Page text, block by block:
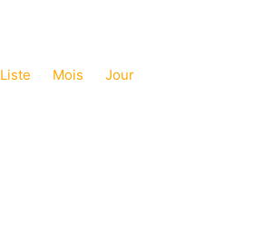
de
vues
Liste Mois Jour